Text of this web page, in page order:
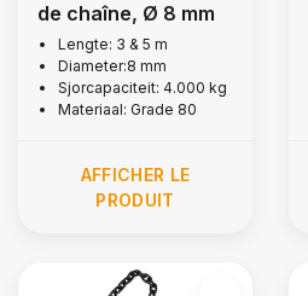
de chaîne, Ø 8 mm
Lengte: 3 & 5 m
Diameter:8 mm
Sjorcapaciteit: 4.000 kg
Materiaal: Grade 80
AFFICHER LE
PRODUIT